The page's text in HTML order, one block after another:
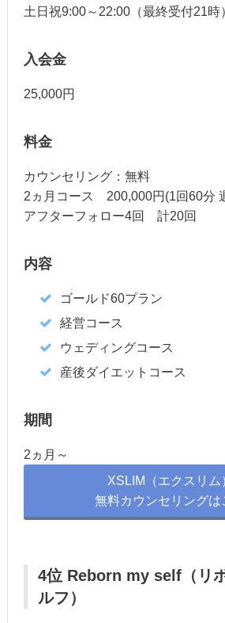
土日祝9:00～22:00（最終受付21時
入会金
25,000円
料金
カウンセリング：無料
2ヵ月コース 200,000円(1回60分
アフターフォロー4回 計20回
内容
ゴールド60プラン
経営コース
ウェディングコース
産後ダイエットコース
期間
2ヵ月～
XSLIM（エクスリム
無料カウンセリングは
4位 Reborn my self（リ
ルフ）